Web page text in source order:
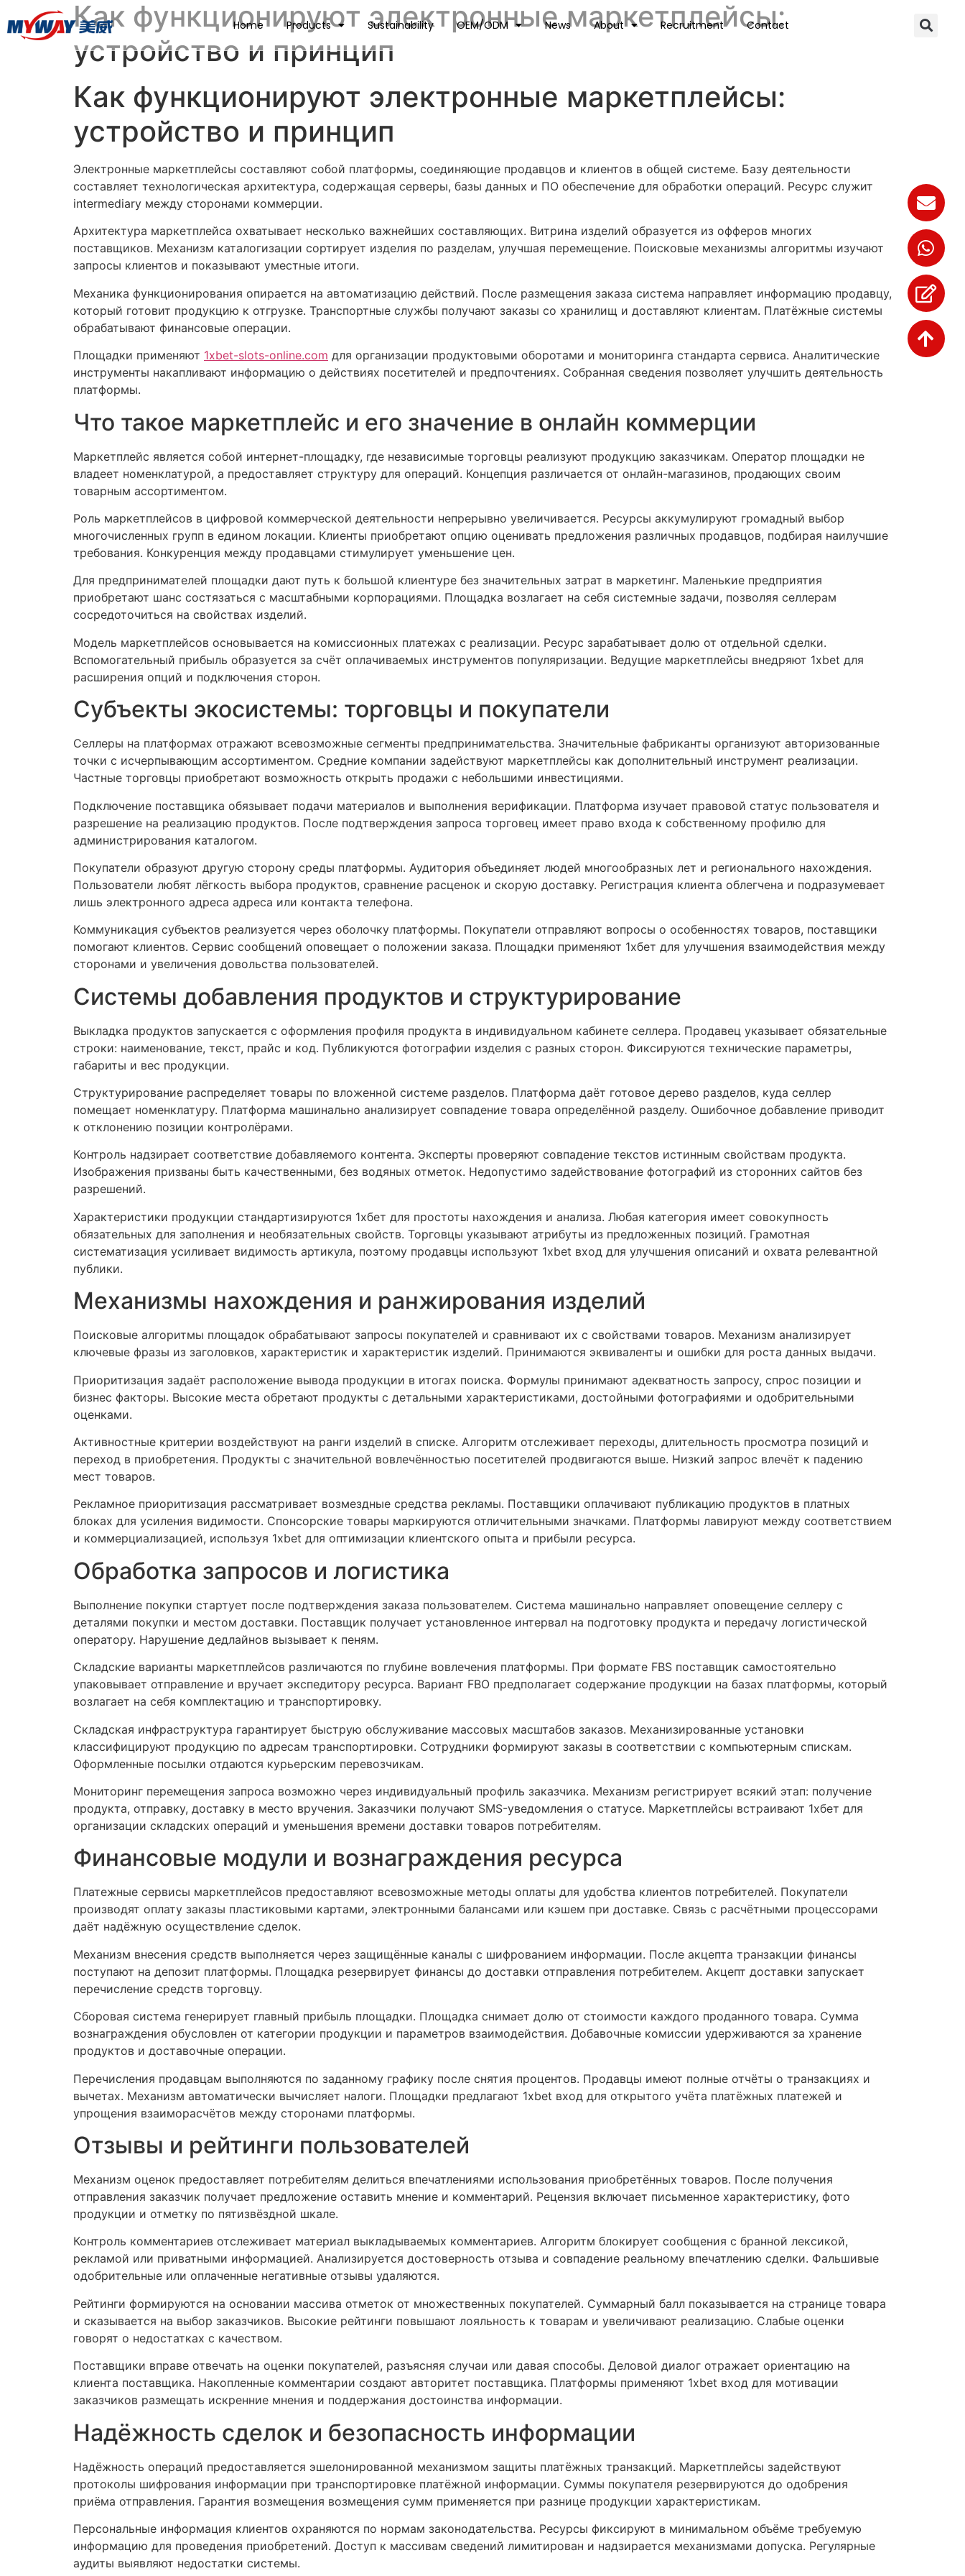
Home Products Sustainability OEM/ODM News About Recruitment Contact
Как функционируют электронные маркетплейсы:
устройство и принцип
Как функционируют электронные маркетплейсы:
устройство и принцип
Электронные маркетплейсы составляют собой платформы, соединяющие продавцов и клиентов в общей системе. Базу деятельности
составляет технологическая архитектура, содержащая серверы, базы данных и ПО обеспечение для обработки операций. Ресурс служит
intermediary между сторонами коммерции.
Архитектура маркетплейса охватывает несколько важнейших составляющих. Витрина изделий образуется из офферов многих
поставщиков. Механизм каталогизации сортирует изделия по разделам, улучшая перемещение. Поисковые механизмы алгоритмы изучают
запросы клиентов и показывают уместные итоги.
Механика функционирования опирается на автоматизацию действий. После размещения заказа система направляет информацию продавцу,
который готовит продукцию к отгрузке. Транспортные службы получают заказы со хранилищ и доставляют клиентам. Платёжные системы
обрабатывают финансовые операции.
Площадки применяют 1xbet-slots-online.com для организации продуктовыми оборотами и мониторинга стандарта сервиса. Аналитические
инструменты накапливают информацию о действиях посетителей и предпочтениях. Собранная сведения позволяет улучшить деятельность
платформы.
Что такое маркетплейс и его значение в онлайн коммерции
Маркетплейс является собой интернет-площадку, где независимые торговцы реализуют продукцию заказчикам. Оператор площадки не
владеет номенклатурой, а предоставляет структуру для операций. Концепция различается от онлайн-магазинов, продающих своим
товарным ассортиментом.
Роль маркетплейсов в цифровой коммерческой деятельности непрерывно увеличивается. Ресурсы аккумулируют громадный выбор
многочисленных групп в едином локации. Клиенты приобретают опцию оценивать предложения различных продавцов, подбирая наилучшие
требования. Конкуренция между продавцами стимулирует уменьшение цен.
Для предпринимателей площадки дают путь к большой клиентуре без значительных затрат в маркетинг. Маленькие предприятия
приобретают шанс состязаться с масштабными корпорациями. Площадка возлагает на себя системные задачи, позволяя селлерам
сосредоточиться на свойствах изделий.
Модель маркетплейсов основывается на комиссионных платежах с реализации. Ресурс зарабатывает долю от отдельной сделки.
Вспомогательный прибыль образуется за счёт оплачиваемых инструментов популяризации. Ведущие маркетплейсы внедряют 1xbet для
расширения опций и подключения сторон.
Субъекты экосистемы: торговцы и покупатели
Селлеры на платформах отражают всевозможные сегменты предпринимательства. Значительные фабриканты организуют авторизованные
точки с исчерпывающим ассортиментом. Средние компании задействуют маркетплейсы как дополнительный инструмент реализации.
Частные торговцы приобретают возможность открыть продажи с небольшими инвестициями.
Подключение поставщика обязывает подачи материалов и выполнения верификации. Платформа изучает правовой статус пользователя и
разрешение на реализацию продуктов. После подтверждения запроса торговец имеет право входа к собственному профилю для
администрирования каталогом.
Покупатели образуют другую сторону среды платформы. Аудитория объединяет людей многообразных лет и региональногo нахождения.
Пользователи любят лёгкость выбора продуктов, сравнение расценок и скорую доставку. Регистрация клиента облегчена и подразумевает
лишь электронного адреса адреса или контакта телефона.
Коммуникация субъектов реализуется через оболочку платформы. Покупатели отправляют вопросы о особенностях товаров, поставщики
помогают клиентов. Сервис сообщений оповещает о положении заказа. Площадки применяют 1хбет для улучшения взаимодействия между
сторонами и увеличения довольства пользователей.
Системы добавления продуктов и структурирование
Выкладка продуктов запускается с оформления профиля продукта в индивидуальном кабинете селлера. Продавец указывает обязательные
строки: наименование, текст, прайс и код. Публикуются фотографии изделия с разных сторон. Фиксируются технические параметры,
габариты и вес продукции.
Структурирование распределяет товары по вложенной системе разделов. Платформа даёт готовое дерево разделов, куда селлер
помещает номенклатуру. Платформа машинально анализирует совпадение товара определённой разделу. Ошибочное добавление приводит
к отклонению позиции контролёрами.
Контроль надзирает соответствие добавляемого контента. Эксперты проверяют совпадение текстов истинным свойствам продукта.
Изображения призваны быть качественными, без водяных отметок. Недопустимо задействование фотографий из сторонних сайтов без
разрешений.
Характеристики продукции стандартизируются 1хбет для простоты нахождения и анализа. Любая категория имеет совокупность
обязательных для заполнения и необязательных свойств. Торговцы указывают атрибуты из предложенных позиций. Грамотная
систематизация усиливает видимость артикула, поэтому продавцы используют 1xbet вход для улучшения описаний и охвата релевантной
публики.
Механизмы нахождения и ранжирования изделий
Поисковые алгоритмы площадок обрабатывают запросы покупателей и сравнивают их с свойствами товаров. Механизм анализирует
ключевые фразы из заголовков, характеристик и характеристик изделий. Принимаются эквиваленты и ошибки для роста данных выдачи.
Приоритизация задаёт расположение вывода продукции в итогах поиска. Формулы принимают адекватность запросу, спрос позиции и
бизнес факторы. Высокие места обретают продукты с детальными характеристиками, достойными фотографиями и одобрительными
оценками.
Активностные критерии воздействуют на ранги изделий в списке. Алгоритм отслеживает переходы, длительность просмотра позиций и
переход в приобретения. Продукты с значительной вовлечённостью посетителей продвигаются выше. Низкий запрос влечёт к падению
мест товаров.
Рекламное приоритизация рассматривает возмездные средства рекламы. Поставщики оплачивают публикацию продуктов в платных
блоках для усиления видимости. Спонсорские товары маркируются отличительными значками. Платформы лавируют между соответствием
и коммерциализацией, используя 1xbet для оптимизации клиентского опыта и прибыли ресурса.
Обработка запросов и логистика
Выполнение покупки стартует после подтверждения заказа пользователем. Система машинально направляет оповещение селлеру с
деталями покупки и местом доставки. Поставщик получает установленное интервал на подготовку продукта и передачу логистической
оператору. Нарушение дедлайнов вызывает к пеням.
Складские варианты маркетплейсов различаются по глубине вовлечения платформы. При формате FBS поставщик самостоятельно
упаковывает отправление и вручает экспедитору ресурса. Вариант FBO предполагает содержание продукции на базах платформы, который
возлагает на себя комплектацию и транспортировку.
Складская инфраструктура гарантирует быструю обслуживание массовых масштабов заказов. Механизированные установки
классифицируют продукцию по адресам транспортировки. Сотрудники формируют заказы в соответствии с компьютерным спискам.
Оформленные посылки отдаются курьерским перевозчикам.
Мониторинг перемещения запроса возможно через индивидуальный профиль заказчика. Механизм регистрирует всякий этап: получение
продукта, отправку, доставку в место вручения. Заказчики получают SMS-уведомления о статусе. Маркетплейсы встраивают 1хбет для
организации складских операций и уменьшения времени доставки товаров потребителям.
Финансовые модули и вознаграждения ресурса
Платежные сервисы маркетплейсов предоставляют всевозможные методы оплаты для удобства клиентов потребителей. Покупатели
производят оплату заказы пластиковыми картами, электронными балансами или кэшем при доставке. Связь с расчётными процессорами
даёт надёжную осуществление сделок.
Механизм внесения средств выполняется через защищённые каналы с шифрованием информации. После акцепта транзакции финансы
поступают на депозит платформы. Площадка резервирует финансы до доставки отправления потребителем. Акцепт доставки запускает
перечисление средств торговцу.
Сборовая система генерирует главный прибыль площадки. Площадка снимает долю от стоимости каждого проданного товара. Сумма
вознаграждения обусловлен от категории продукции и параметров взаимодействия. Добавочные комиссии удерживаются за хранение
продуктов и доставочные операции.
Перечисления продавцам выполняются по заданному графику после снятия процентов. Продавцы имеют полные отчёты о транзакциях и
вычетах. Механизм автоматически вычисляет налоги. Площадки предлагают 1xbet вход для открытого учёта платёжных платежей и
упрощения взаиморасчётов между сторонами платформы.
Отзывы и рейтинги пользователей
Механизм оценок предоставляет потребителям делиться впечатлениями использования приобретённых товаров. После получения
отправления заказчик получает предложение оставить мнение и комментарий. Рецензия включает письменное характеристику, фото
продукции и отметку по пятизвёздной шкале.
Контроль комментариев отслеживает материал выкладываемых комментариев. Алгоритм блокирует сообщения с бранной лексикой,
рекламой или приватными информацией. Анализируется достоверность отзыва и совпадение реальному впечатлению сделки. Фальшивые
одобрительные или оплаченные негативные отзывы удаляются.
Рейтинги формируются на основании массива отметок от множественных покупателей. Суммарный балл показывается на странице товара
и сказывается на выбор заказчиков. Высокие рейтинги повышают лояльность к товарам и увеличивают реализацию. Слабые оценки
говорят о недостатках с качеством.
Поставщики вправе отвечать на оценки покупателей, разъясняя случаи или давая способы. Деловой диалог отражает ориентацию на
клиента поставщика. Накопленные комментарии создают авторитет поставщика. Платформы применяют 1xbet вход для мотивации
заказчиков размещать искренние мнения и поддержания достоинства информации.
Надёжность сделок и безопасность информации
Надёжность операций предоставляется эшелонированной механизмом защиты платёжных транзакций. Маркетплейсы задействуют
протоколы шифрования информации при транспортировке платёжной информации. Суммы покупателя резервируются до одобрения
приёма отправления. Гарантия возмещения возмещения сумм применяется при разнице продукции характеристикам.
Персональные информация клиентов охраняются по нормам законодательства. Ресурсы фиксируют в минимальном объёме требуемую
информацию для проведения приобретений. Доступ к массивам сведений лимитирован и надзирается механизмами допуска. Регулярные
аудиты выявляют недостатки системы.